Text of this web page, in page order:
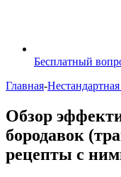
Бесплатный
Главная-
Обзор
бородавок
рецепты с